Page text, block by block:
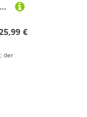
Gralara Tennistasche Rucksack Umhängetasche Paddeltasche Flexibel Tragbar Aus Widerstandsfähigem Nylongewebe für Den Sportplatz, Rosa
€
der